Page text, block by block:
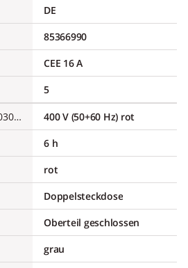
DE
85366990
CEE 16 A
5
Spannung nach EN 60309-2
400 V (50+60 Hz) rot
6 h
rot
Doppelsteckdose
Oberteil geschlossen
grau